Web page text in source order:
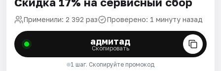
Применили: 2 392 раз Проверено: 1 минуту назад
адмитад
Скопировать
1 шаг. Скопируйте промокод